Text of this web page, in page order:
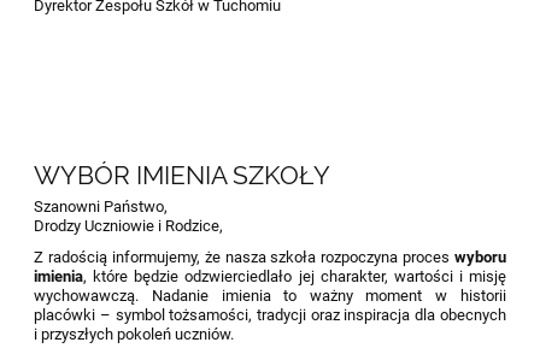
Dyrektor Zespołu Szkół w Tuchomiu
WYBÓR IMIENIA SZKOŁY
Szanowni Państwo,
Drodzy Uczniowie i Rodzice,
Z radością informujemy, że nasza szkoła rozpoczyna proces wyboru
imienia, które będzie odzwierciedlało jej charakter, wartości i misję
wychowawczą. Nadanie imienia to ważny moment w historii
placówki – symbol tożsamości, tradycji oraz inspiracja dla obecnych
i przyszłych pokoleń uczniów.